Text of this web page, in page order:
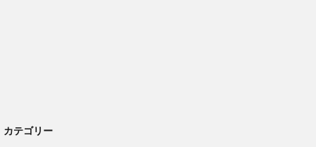
カテゴリー